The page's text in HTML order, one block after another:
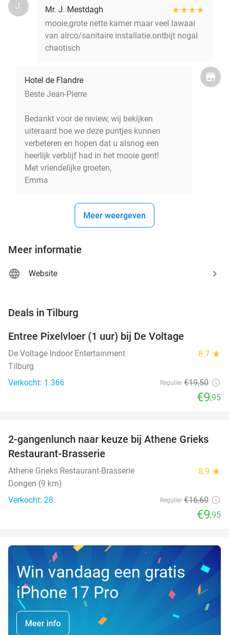
J.
Mr. J. Mestdagh
mooie,grote nette kamer maar veel lawaai
van airco/sanitaire installatie.ontbijt nogal
chaotisch
Hotel de Flandre
Beste Jean-Pierre
Bedankt voor de review, wij bekijken
uiteraard hoe we deze puntjes kunnen
verbeteren en hopen dat u alsnog een
heerlijk verblijf had in het mooie gent!
Met vriendelijke groeten,
Emma
Meer weergeven
Meer informatie
Website
Deals in Tilburg
Entree Pixelvloer (1 uur) bij De Voltage
De Voltage Indoor Entertainment 8.7 star
Tilburg
Verkocht: 1.366
Regulier €19,50
€9,95
40%
NEW
TODAY
2-gangenlunch naar keuze bij Athene Grieks
Restaurant-Brasserie
Athene Grieks Restaurant-Brasserie 8.9 star
Dongen (9 km)
Verkocht: 28
Regulier €16,60
€9,95
Win vandaag een gratis
iPhone 17 Pro
Meer info